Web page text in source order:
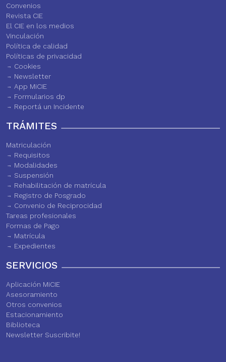
Convenios
Revista CIE
El CIE en los medios
Vinculación
Política de calidad
Políticas de privacidad
Cookies
Newsletter
App MiCIE
Formularios dp
Reportá un Incidente
TRÁMITES
Matriculación
Requisitos
Modalidades
Suspensión
Rehabilitación de matrícula
Registro de Posgrado
Convenio de Reciprocidad
Tareas profesionales
Formas de Pago
Matrícula
Expedientes
SERVICIOS
Aplicación MiCIE
Asesoramiento
Otros convenios
Estacionamiento
Biblioteca
Newsletter Suscribite!